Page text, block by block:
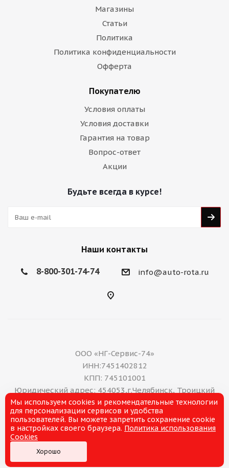
Магазины
Статьи
Политика
Политика конфиденциальности
Офферта
Покупателю
Условия оплаты
Условия доставки
Гарантия на товар
Вопрос-ответ
Акции
Будьте всегда в курсе!
Наши контакты
8-800-301-74-74 info@auto-rota.ru
ООО «НГ-Сервис-74»
ИНН:7451402812
КПП: 745101001
Юридический адрес: 454053,г.Челябинск, Троицкий
тракт, дом 11 А, нежилое помещение 16
E-mail: office@ng-servis.ru
8(351)211-21-07
Мы используем cookies и рекомендательные технологии
для персонализации сервисов и удобства
пользователей. Вы можете запретить сохранение cookie
в настройках своего браузера. Политика использования
Cookies
Хорошо